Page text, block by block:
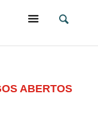
ABERTOS